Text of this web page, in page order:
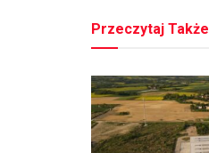
Przeczytaj Także